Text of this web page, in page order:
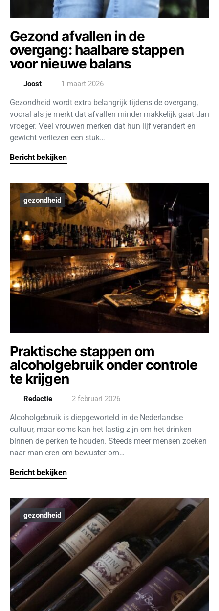
Gezond afvallen in de
overgang: haalbare stappen
voor nieuwe balans
Joost 1 maart 2026
Gezondheid wordt extra belangrijk tijdens de overgang,
vooral als je merkt dat afvallen minder makkelijk gaat dan
vroeger. Veel vrouwen merken dat hun lijf verandert en
gewicht verliezen een stuk…
Bericht bekijken
gezondheid
Praktische stappen om
alcoholgebruik onder controle
te krijgen
Redactie 2 februari 2026
Alcoholgebruik is diepgeworteld in de Nederlandse
cultuur, maar soms kan het lastig zijn om het drinken
binnen de perken te houden. Steeds meer mensen zoeken
naar manieren om bewuster om…
Bericht bekijken
gezondheid